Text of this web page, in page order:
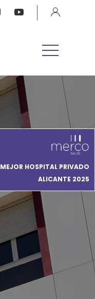
MEJOR HOSPITAL PRIVADO
ALICANTE 2025